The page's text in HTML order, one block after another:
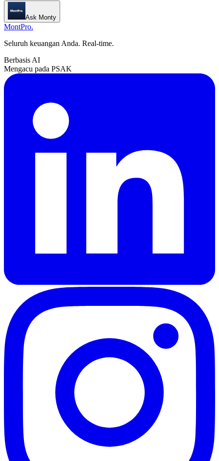
Ask Monty
MontPro.
Seluruh keuangan Anda. Real-time.
Berbasis AI
Mengacu pada PSAK